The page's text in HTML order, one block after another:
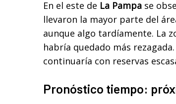
En el este de La Pampa se
llevaron la mayor parte del
aunque algo tardíamente. La
habría quedado más
continuaría con reservas
Pronóstico tiempo: